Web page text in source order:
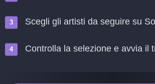
Scegli gli artisti da seguire su
Controlla la selezione e avvia il